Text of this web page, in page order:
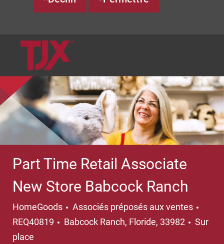
SKIP TO MAIN CONTENT
Part Time Retail Associate
New Store Babcock Ranch
HomeGoods Catégorie
Associés préposés aux ventes
REQ40819
Emplacement
Babcock Ranch, Floride, 33982
Sur
place